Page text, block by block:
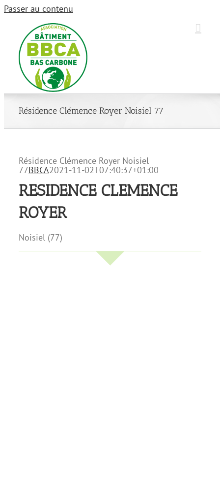
Passer au contenu
Résidence Clémence Royer Noisiel 77
Résidence Clémence Royer Noisiel
77BBCA2021-11-02T07:40:37+01:00
RESIDENCE CLEMENCE
ROYER
Noisiel (77)